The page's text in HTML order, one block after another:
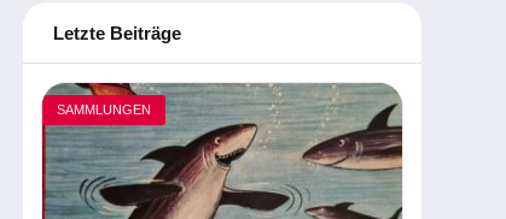
Letzte Beiträge
SAMMLUNGEN